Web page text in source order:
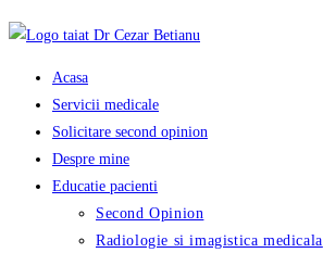
Skip
content Acasa
Servicii medicale
Solicitare second opinion
Despre mine
Educatie pacienti
Second Opinion
Radiologie si imagistica medicala